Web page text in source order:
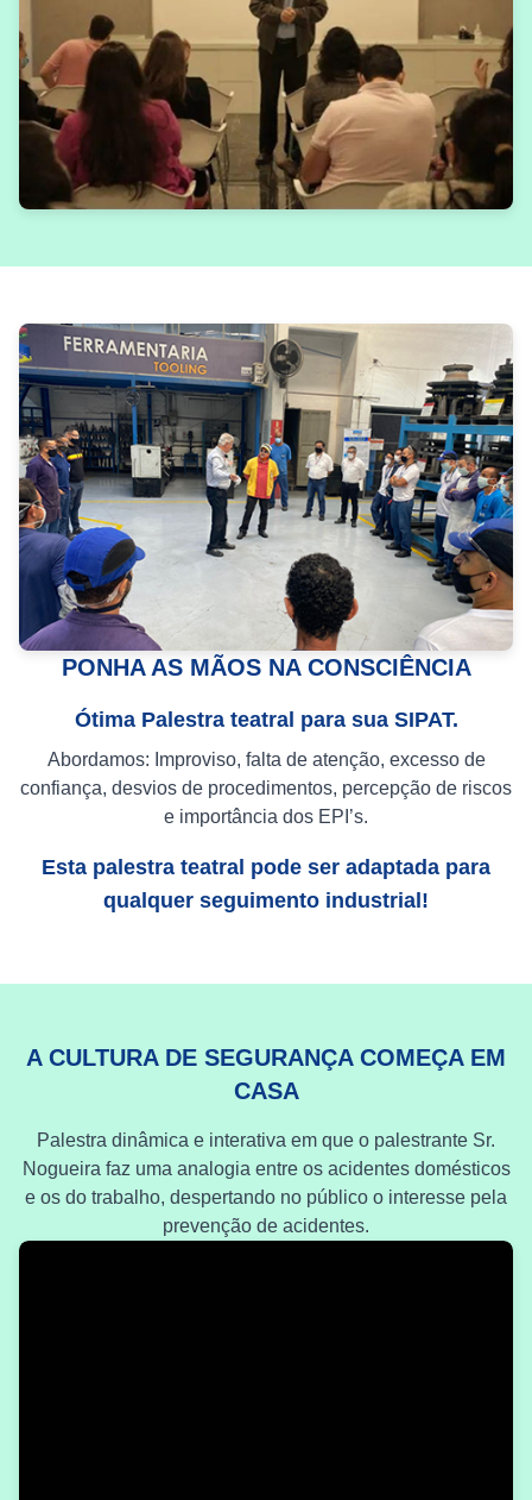
PONHA AS MÃOS NA CONSCIÊNCIA
Ótima Palestra teatral para sua SIPAT.
Abordamos: Improviso, falta de atenção, excesso de
confiança, desvios de procedimentos, percepção de riscos
e importância dos EPI’s.
Esta palestra teatral pode ser adaptada para
qualquer seguimento industrial!
A CULTURA DE SEGURANÇA COMEÇA EM
CASA
Palestra dinâmica e interativa em que o palestrante Sr.
Nogueira faz uma analogia entre os acidentes domésticos
e os do trabalho, despertando no público o interesse pela
prevenção de acidentes.